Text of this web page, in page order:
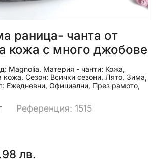
раница- чанта от
кожа с много джобове
Magnolia. Материя - чанти: Кожа,
кожа. Сезон: Всички сезони, Лято, Зима,
Ежедневни, Официални, През рамото,
Референция: 1515
лв.